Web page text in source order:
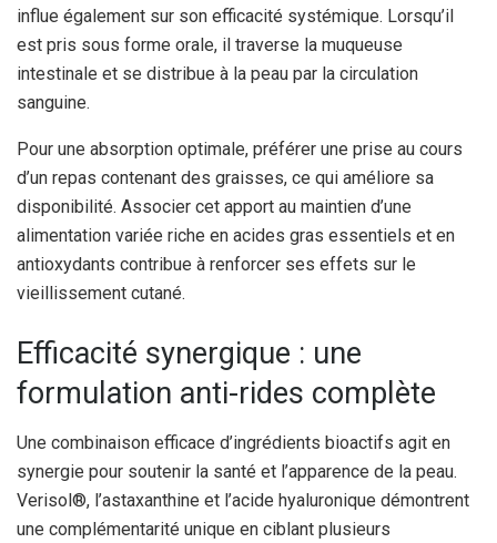
influe également sur son efficacité systémique. Lorsqu’il
est pris sous forme orale, il traverse la muqueuse
intestinale et se distribue à la peau par la circulation
sanguine.
Pour une absorption optimale, préférer une prise au cours
d’un repas contenant des graisses, ce qui améliore sa
disponibilité. Associer cet apport au maintien d’une
alimentation variée riche en acides gras essentiels et en
antioxydants contribue à renforcer ses effets sur le
vieillissement cutané.
Efficacité synergique : une
formulation anti-rides complète
Une combinaison efficace d’ingrédients bioactifs agit en
synergie pour soutenir la santé et l’apparence de la peau.
Verisol®, l’astaxanthine et l’acide hyaluronique démontrent
une complémentarité unique en ciblant plusieurs